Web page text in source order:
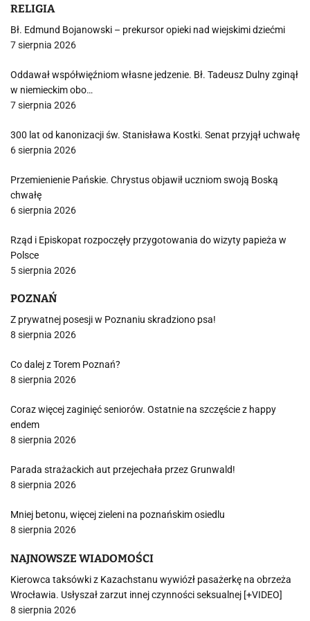
RELIGIA
Bł. Edmund Bojanowski – prekursor opieki nad wiejskimi dziećmi
7 sierpnia 2026
Oddawał współwięźniom własne jedzenie. Bł. Tadeusz Dulny zginął
w niemieckim obo…
7 sierpnia 2026
300 lat od kanonizacji św. Stanisława Kostki. Senat przyjął uchwałę
6 sierpnia 2026
Przemienienie Pańskie. Chrystus objawił uczniom swoją Boską
chwałę
6 sierpnia 2026
Rząd i Episkopat rozpoczęły przygotowania do wizyty papieża w
Polsce
5 sierpnia 2026
POZNAŃ
Z prywatnej posesji w Poznaniu skradziono psa!
8 sierpnia 2026
Co dalej z Torem Poznań?
8 sierpnia 2026
Coraz więcej zaginięć seniorów. Ostatnie na szczęście z happy
endem
8 sierpnia 2026
Parada strażackich aut przejechała przez Grunwald!
8 sierpnia 2026
Mniej betonu, więcej zieleni na poznańskim osiedlu
8 sierpnia 2026
NAJNOWSZE WIADOMOŚCI
Kierowca taksówki z Kazachstanu wywiózł pasażerkę na obrzeża
Wrocławia. Usłyszał zarzut innej czynności seksualnej [+VIDEO]
8 sierpnia 2026